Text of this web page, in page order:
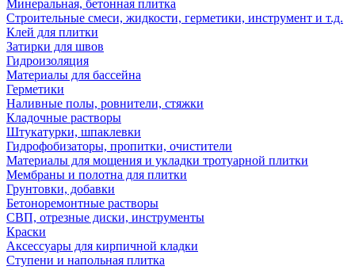
Минеральная, бетонная плитка
Строительные смеси, жидкости, герметики, инструмент и т.д.
Клей для плитки
Затирки для швов
Гидроизоляция
Материалы для бассейна
Герметики
Наливные полы, ровнители, стяжки
Кладочные растворы
Штукатурки, шпаклевки
Гидрофобизаторы, пропитки, очистители
Материалы для мощения и укладки тротуарной плитки
Мембраны и полотна для плитки
Грунтовки, добавки
Бетоноремонтные растворы
СВП, отрезные диски, инструменты
Краски
Аксессуары для кирпичной кладки
Ступени и напольная плитка